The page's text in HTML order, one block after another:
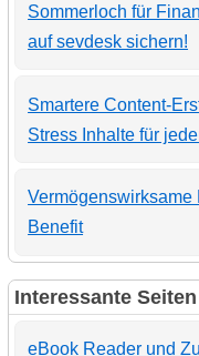
Sommerloch für
auf sevdesk sichern!
Smartere Content-
Stress Inhalte für
Vermögenswirksame
Benefit
Interessante Seiten
eBook Reader und